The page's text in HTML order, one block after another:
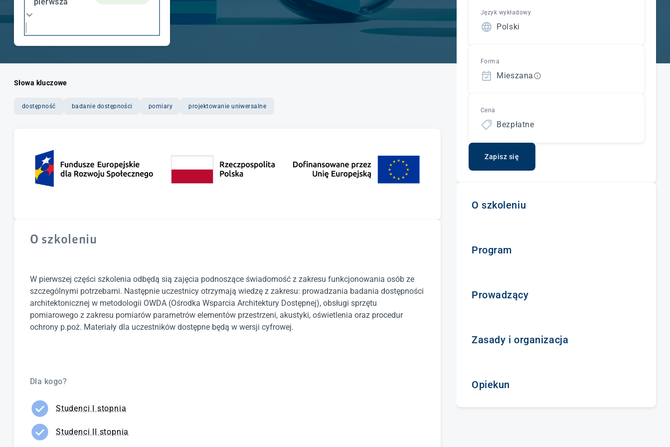
Słowa kluczowe
dostępność badanie dostępności pomiary projektowanie uniwersalne
O szkoleniu
W pierwszej części szkolenia odbędą sią zajęcia podnoszące świadomość z zakresu funkcjonowania osób ze
szczególnymi potrzebami. Następnie uczestnicy otrzymają wiedzę z zakresu: prowadzania badania dostępności
architektonicznej w metodologii OWDA (Ośrodka Wsparcia Architektury Dostępnej), obsługi sprzętu
pomiarowego z zakresu pomiarów parametrów elementów przestrzeni, akustyki, oświetlenia oraz procedur
ochrony p.poż. Materiały dla uczestników dostępne będą w wersji cyfrowej.
Dla kogo?
Studenci I stopnia
Studenci II stopnia
Język wykładowy
Polski
Forma
Mieszana
Cena
Bezpłatne
Zapisz się
O szkoleniu
Program
Prowadzący
Zasady i organizacja
Opiekun